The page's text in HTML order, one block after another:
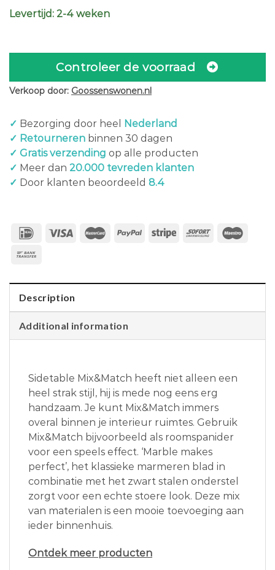
Levertijd: 2-4 weken
Controleer de voorraad
Verkoop door: Goossenswonen.nl
✓ Bezorging door heel
Nederland
✓ Retourneren binnen 30 dagen
✓ Gratis verzending op alle producten
✓ Meer dan 20.000 tevreden klanten
✓ Door klanten beoordeeld 8.4
Description
Additional information
Sidetable Mix&Match heeft niet alleen een
heel strak stijl, hij is mede nog eens erg
handzaam. Je kunt Mix&Match immers
overal binnen je interieur ruimtes. Gebruik
Mix&Match bijvoorbeeld als roomspanider
voor een speels effect. ‘Marble makes
perfect’, het klassieke marmeren blad in
combinatie met het zwart stalen onderstel
zorgt voor een echte stoere look. Deze mix
van materialen is een mooie toevoeging aan
ieder binnenhuis.
Ontdek meer producten